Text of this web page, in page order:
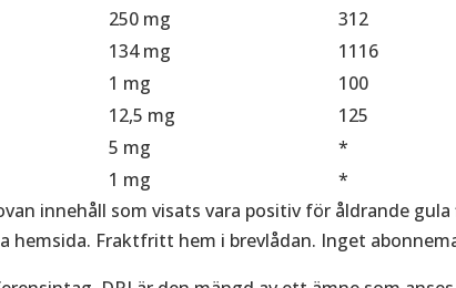
250 mg 312
134 mg 1116
1 mg 100
12,5 mg 125
5 mg *
1 mg *
innehåll som visats vara positiv för åldrande
hemsida. Fraktfritt hem i brevlådan. Inget